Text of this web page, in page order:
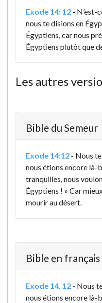
Exode 14: 12 - N’est-
nous te disions en
Égyptiens, car nous
Égyptiens plutôt que
Les autres
Bible du Semeur
Exode 14:12 - Nous
nous étions encore là-
tranquilles, nous
Égyptiens ! » Car
mourir au désert.
Bible en
Exode 14. 12 - Nous
nous étions encore là-